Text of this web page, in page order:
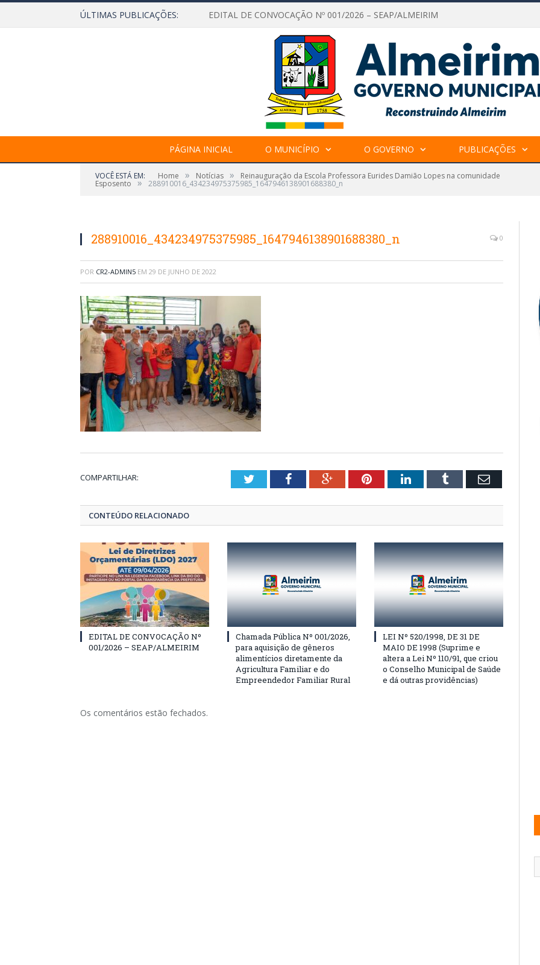
ÚLTIMAS PUBLICAÇÕES: EDITAL DE CONVOCAÇÃO Nº 001/2026 – SEAP/ALMEIRIM
PÁGINA INICIAL O MUNICÍPIO O GOVERNO PUBLICAÇÕES
VOCÊ ESTÁ EM: Home » Notícias » Reinauguração da Escola Professora Eurides Damião Lopes na comunidade
Esposento » 288910016_434234975375985_1647946138901688380_n
288910016_434234975375985_1647946138901688380_n 0
POR CR2-ADMIN5 EM 29 DE JUNHO DE 2022
COMPARTILHAR: TwitterFacebookGoogle+PinterestLinkedInTumblr Email
CONTEÚDO RELACIONADO
EDITAL DE CONVOCAÇÃO Nº
001/2026 – SEAP/ALMEIRIM
Chamada Pública Nº 001/2026,
para aquisição de gêneros
alimentícios diretamente da
Agricultura Familiar e do
Empreendedor Familiar Rural
LEI Nº 520/1998, DE 31 DE
MAIO DE 1998 (Suprime e
altera a Lei Nº 110/91, que criou
o Conselho Municipal de Saúde
e dá outras providências)
Os comentários estão fechados.